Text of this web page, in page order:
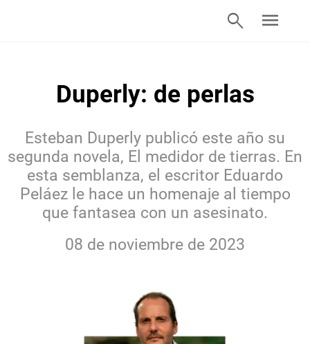
search menu
Duperly: de perlas
Esteban Duperly publicó este año su
segunda novela, El medidor de tierras. En
esta semblanza, el escritor Eduardo
Peláez le hace un homenaje al tiempo
que fantasea con un asesinato.
08 de noviembre de 2023